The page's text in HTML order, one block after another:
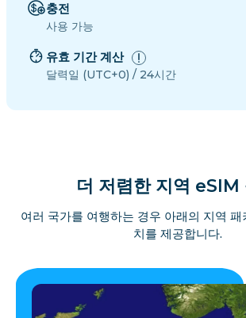
충전
사용 가능
유효 기간 계산
달력일 (UTC+0) / 24시간
더 저렴한 지역 eSIM
여러 국가를 여행하는 경우 아래의 지역
치를 제공합니다.